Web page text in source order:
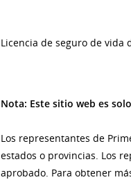
Licencia de seguro de vida
Nota: Este sitio web es
Los representantes de
estados o provincias. Los
aprobado. Para obtener